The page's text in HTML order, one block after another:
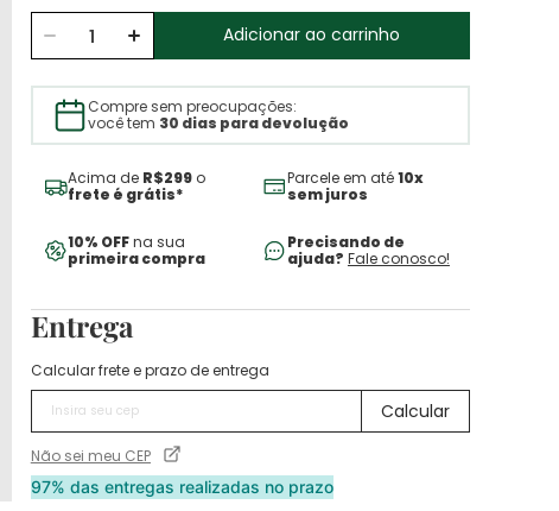
Adicionar ao carrinho
Compre sem preocupações:
você tem 30 dias para devolução
Acima de R$299o
frete é grátis*
Parcele em até10x
sem juros
10% OFFna sua
primeira compra
Precisando de
ajuda? Fale conosco!
Entrega
Calcular frete e prazo de entrega
Não sei meu CEP
97% das entregas realizadas no prazo